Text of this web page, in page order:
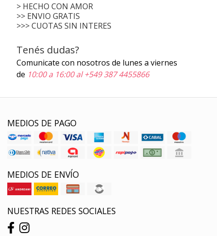
> HECHO CON AMOR
>> ENVIO GRATIS
>>> CUOTAS SIN INTERES
Tenés dudas?
Comunicate con nosotros de lunes a viernes
de 10:00 a 16:00 al +549 387 4455866
MEDIOS DE PAGO
MEDIOS DE ENVÍO
NUESTRAS REDES SOCIALES